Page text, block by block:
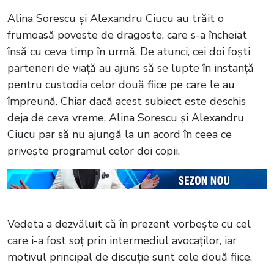
Alina Sorescu și Alexandru Ciucu au trăit o
frumoasă poveste de dragoste, care s-a încheiat
însă cu ceva timp în urmă. De atunci, cei doi foști
parteneri de viață au ajuns să se lupte în instanță
pentru custodia celor două fiice pe care le au
împreună. Chiar dacă acest subiect este deschis
deja de ceva vreme, Alina Sorescu și Alexandru
Ciucu par să nu ajungă la un acord în ceea ce
privește programul celor doi copii.
Vedeta a dezvăluit că în prezent vorbește cu cel
care i-a fost soț prin intermediul avocaților, iar
motivul principal de discuție sunt cele două fiice.